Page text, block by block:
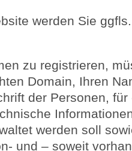
werden Sie
zu registrieren,
Domain, Ihren
der Personen,
werden soll
und – soweit